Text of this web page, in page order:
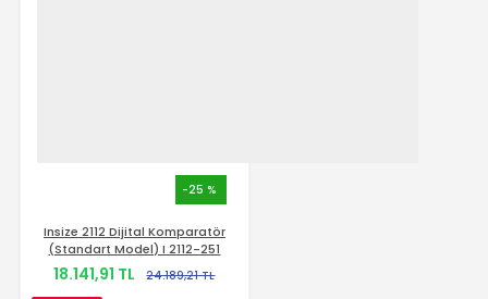
-25 %
Insize 2112 Dijital Komparatör
(Standart Model) I 2112-251
18.141,91 TL 24.189,21 TL